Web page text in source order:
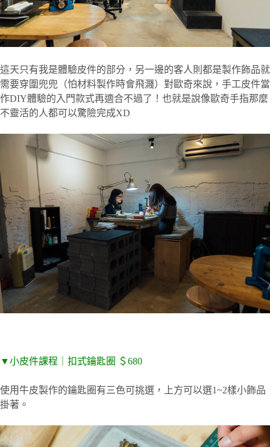
這天只有我是體驗皮件的部分，另一邊的客人則都是製作飾品就
需要穿圍兜兜（怕材料製作時會飛濺）對歐奇來說，手工皮件當
作DIY體驗的入門款式再適合不過了！也就是說像歐奇手指那麼
不靈活的人都可以驚險完成XD
▼小皮件課程｜扣式鑰匙圈 ＄680
使用牛皮製作的鑰匙圈有三色可挑選，上方可以選1~2樣小飾品
掛著。